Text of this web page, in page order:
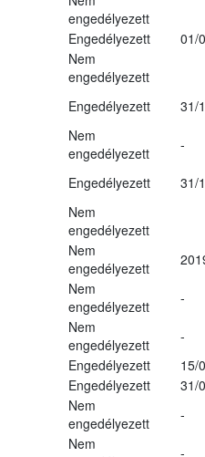
engedélyezett
Engedélyezett
01/
Nem
engedélyezett
Engedélyezett 31/
Nem
engedélyezett
-
Engedélyezett 31/
Nem
engedélyezett
Nem
engedélyezett
Nem
engedélyezett
-
Nem
engedélyezett
-
Engedélyezett
15/
Engedélyezett
31/
Nem
engedélyezett
-
Nem
-